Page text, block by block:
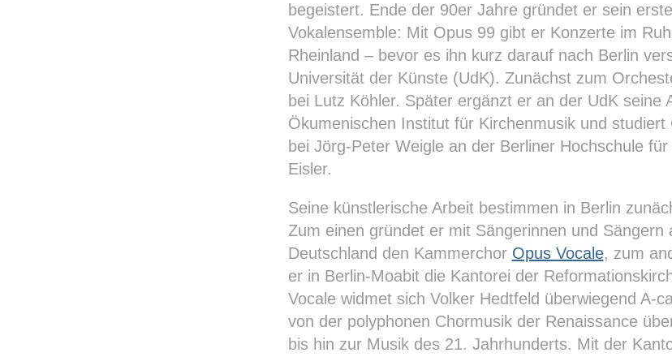
begeistert. Ende der 90er Jahre gründet er sein
Vokalensemble: Mit Opus 99 gibt er Konzerte im
Rheinland – bevor es ihn kurz darauf nach Berlin
Universität der Künste (UdK). Zunächst zum
bei Lutz Köhler. Später ergänzt er an der UdK seine
Ökumenischen Institut für Kirchenmusik und studiert
bei Jörg-Peter Weigle an der Berliner Hochschule
Eisler.
Seine künstlerische Arbeit bestimmen in Berlin
Zum einen gründet er mit Sängerinnen und Sängern
Deutschland den Kammerchor Opus Vocale, zum
er in Berlin-Moabit die Kantorei der
Vocale widmet sich Volker Hedtfeld überwiegend A-
von der polyphonen Chormusik der Renaissance
bis hin zur Musik des 21. Jahrhunderts. Mit der